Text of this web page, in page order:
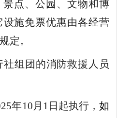
点、公园、文物和博
设施免票优惠由各经营
定。
社组团的消防救援人员
25年10月 1 日起执行，如